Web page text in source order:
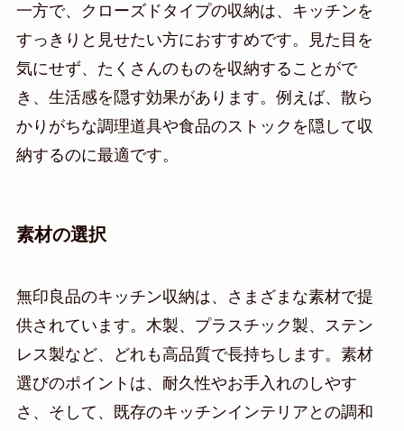
一方で、クローズドタイプの収納は、キッチンを
すっきりと見せたい方におすすめです。見た目を
気にせず、たくさんのものを収納することがで
き、生活感を隠す効果があります。例えば、散ら
かりがちな調理道具や食品のストックを隠して収
納するのに最適です。
素材の選択
無印良品のキッチン収納は、さまざまな素材で提
供されています。木製、プラスチック製、ステン
レス製など、どれも高品質で長持ちします。素材
選びのポイントは、耐久性やお手入れのしやす
さ、そして、既存のキッチンインテリアとの調和